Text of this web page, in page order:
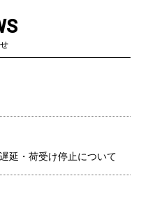
延・荷受け停止について